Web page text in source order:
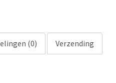
(0) Verzending